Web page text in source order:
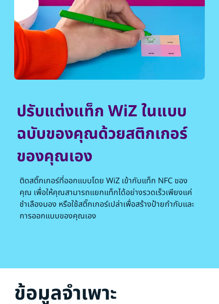
ปรับแต่งแท็ก WiZ ในแบบ
ฉบับของคุณด้วยสติกเกอร์
ของคุณเอง
ติดสติ๊กเกอร์ที่ออกแบบโดย WiZ เข้ากับแท็ก NFC ของ
คุณ เพื่อให้คุณสามารถแยกแท็กได้อย่างรวดเร็วเพียงแค่
ชำเลืองมอง หรือใช้สติ๊กเกอร์เปล่าเพื่อสร้างป้ายกำกับและ
การออกแบบของคุณเอง
ข้อมูลจำเพาะ